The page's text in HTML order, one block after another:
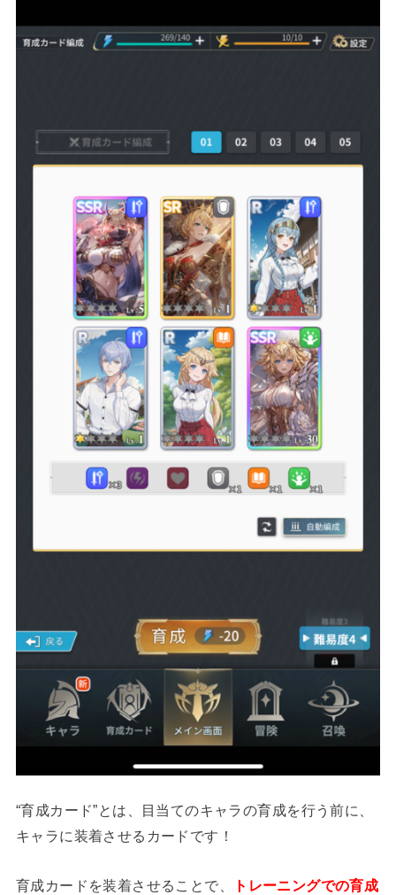
“育成カード”とは、目当てのキャラの育成を行う前に、
キャラに装着させるカードです！
育成カードを装着させることで、
トレーニングでの育成